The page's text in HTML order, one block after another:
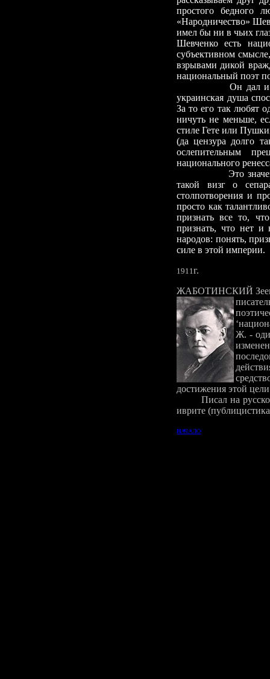
простого бедного
«Народничество»
имел бы ни в чьих
Шевченко есть
субъективном
взрывами дикой
национальный поэт
Он дал и
украинская душа
За то его так любят
ничуть не меньше,
стиле Гете или
(да цензура долго
ослепительным
национального
Это
такой визг о
столпотворения и
просто как
признать все то,
признать, что нет
народов: понять,
силе в этой империи.
1911г.
ЖАБОТИНСКИЙ
Ж. -
достижения этой цели
Писал на
иврите
НАЧАЛО